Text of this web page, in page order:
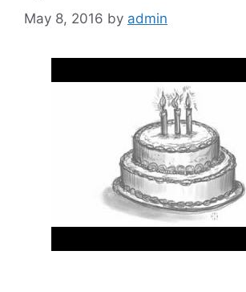
May 8, 2016 by admin